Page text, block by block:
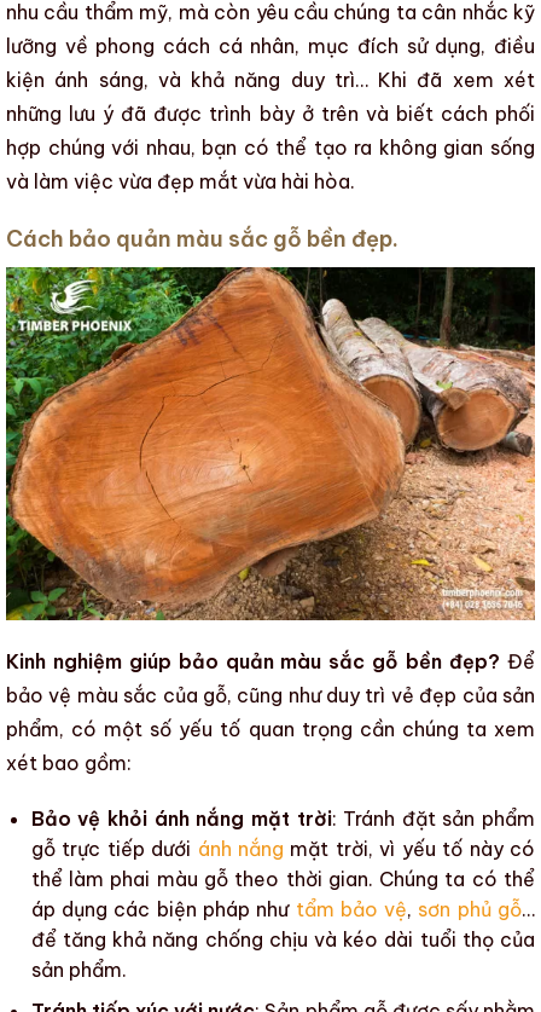
nhu cầu thẩm mỹ, mà còn yêu cầu chúng ta cân nhắc kỹ
lưỡng về phong cách cá nhân, mục đích sử dụng, điều
kiện ánh sáng, và khả năng duy trì… Khi đã xem xét
những lưu ý đã được trình bày ở trên và biết cách phối
hợp chúng với nhau, bạn có thể tạo ra không gian sống
và làm việc vừa đẹp mắt vừa hài hòa.
Cách bảo quản màu sắc gỗ bền đẹp.
Kinh nghiệm giúp bảo quản màu sắc gỗ bền đẹp? Để
bảo vệ màu sắc của gỗ, cũng như duy trì vẻ đẹp của sản
phẩm, có một số yếu tố quan trọng cần chúng ta xem
xét bao gồm:
Bảo vệ khỏi ánh nắng mặt trời: Tránh đặt sản phẩm
gỗtrực tiếp dưới ánh nắng mặt trời, vì yếu tố này có
thể làm phai màu gỗtheo thời gian. Chúng ta có thể
áp dụng các biện pháp như tẩm bảo vệ, sơn phủ gỗ…
để tăng khả năng chống chịu và kéo dài tuổi thọ của
sản phẩm.